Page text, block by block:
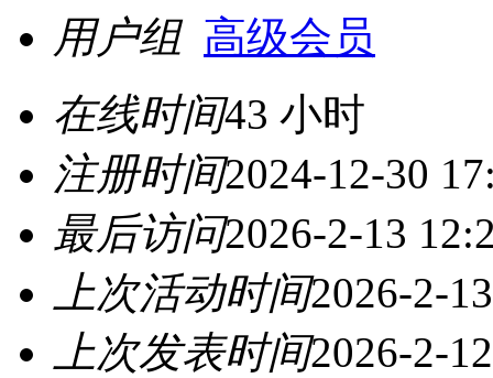
用户组 高级会员
在线时间43 小时
注册时间2024-12-30
最后访问2026-2-13
上次活动时间2026-2-
上次发表时间2026-2-